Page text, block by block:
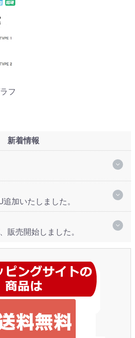
フ
新着情報
追加いたしました。
販売開始しました。